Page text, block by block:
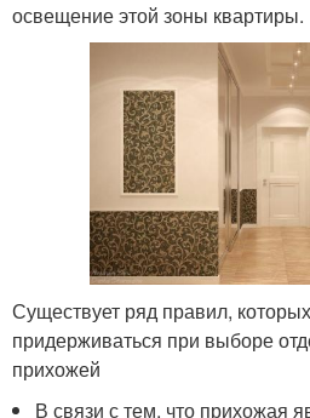
освещение этой зоны квартиры.
Существует ряд правил,
придерживаться при выборе
прихожей
В связи с тем, что прихожая